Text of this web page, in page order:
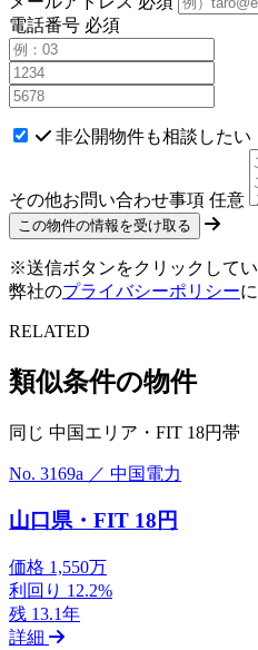
電話番号 必須
非公開物件も相談したい
その他お問い合わせ事項 任意
※送信ボタンをクリックしてい
弊社のプライバシーポリシー
RELATED
類似条件の物件
同じ 中国エリア・FIT 18円帯
No. 3169a ／ 中国電力
山口県・FIT 18円
価格 1,550万
利回り 12.2%
残 13.1年
詳細